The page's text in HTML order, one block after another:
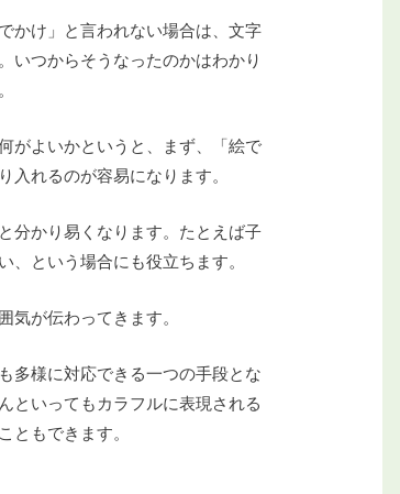
かけ」と言われない場合は、文字
いつからそうなったのかはわかり
がよいかというと、まず、「絵で
入れるのが容易になります。
分かり易くなります。たとえば子
という場合にも役立ちます。
気が伝わってきます。
多様に対応できる一つの手段とな
といってもカラフルに表現される
ともできます。